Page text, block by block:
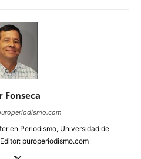
Fonseca
en Periodismo, Universidad de
puroperiodismo.com